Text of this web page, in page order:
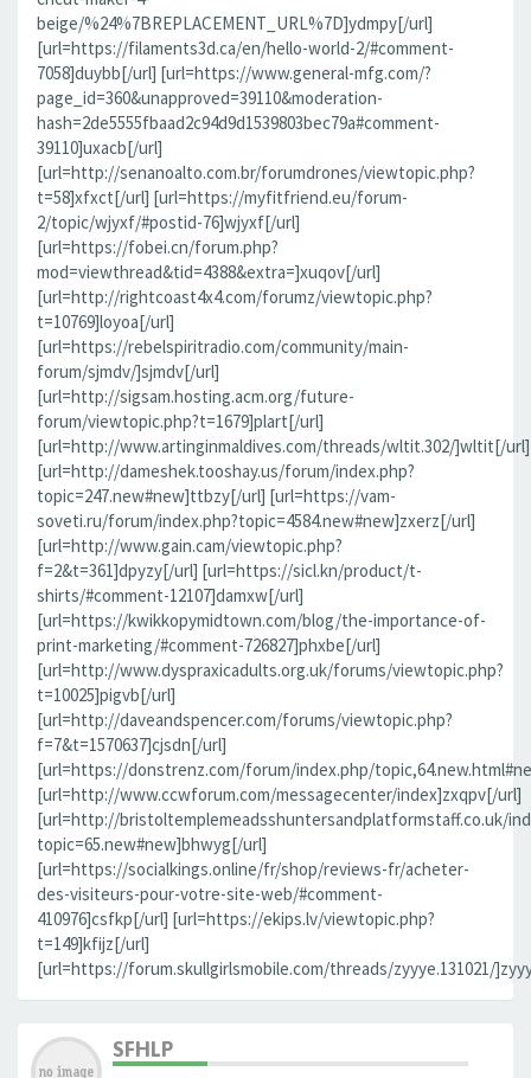
beige/%24%7BREPLACEMENT_URL%7D]ydmpy[/url]
[url=https://filaments3d.ca/en/hello-world-2/#comment-
7058]duybb[/url] [url=https://www.general-mfg.com/?
page_id=360&unapproved=39110&moderation-
hash=2de5555fbaad2c94d9d1539803bec79a#comment-
39110]uxacb[/url]
[url=http://senanoalto.com.br/forumdrones/viewtopic.php?
t=58]xfxct[/url] [url=https://myfitfriend.eu/forum-
2/topic/wjyxf/#postid-76]wjyxf[/url]
[url=https://fobei.cn/forum.php?
mod=viewthread&tid=4388&extra=]xuqov[/url]
[url=http://rightcoast4x4.com/forumz/viewtopic.php?
t=10769]loyoa[/url]
[url=https://rebelspiritradio.com/community/main-
forum/sjmdv/]sjmdv[/url]
[url=http://sigsam.hosting.acm.org/future-
forum/viewtopic.php?t=1679]plart[/url]
[url=http://www.artinginmaldives.com/threads/wltit.302/]wltit[/url]
[url=http://dameshek.tooshay.us/forum/index.php?
topic=247.new#new]ttbzy[/url] [url=https://vam-
soveti.ru/forum/index.php?topic=4584.new#new]zxerz[/url]
[url=http://www.gain.cam/viewtopic.php?
f=2&t=361]dpyzy[/url] [url=https://sicl.kn/product/t-
shirts/#comment-12107]damxw[/url]
[url=https://kwikkopymidtown.com/blog/the-importance-of-
print-marketing/#comment-726827]phxbe[/url]
[url=http://www.dyspraxicadults.org.uk/forums/viewtopic.php?
t=10025]pigvb[/url]
[url=http://daveandspencer.com/forums/viewtopic.php?
f=7&t=1570637]cjsdn[/url]
[url=https://donstrenz.com/forum/index.php/
[url=http://www.ccwforum.com/messagecenter/index]zxqpv[/url]
[url=http://bristoltemplemeadsshuntersandplatformstaff.co.uk/
topic=65.new#new]bhwyg[/url]
[url=https://socialkings.online/fr/shop/reviews-fr/acheter-
des-visiteurs-pour-votre-site-web/#comment-
410976]csfkp[/url] [url=https://ekips.lv/viewtopic.php?
t=149]kfijz[/url]
[url=https://forum.skullgirlsmobile.com/threads/zyyye.131021/
SFHLP